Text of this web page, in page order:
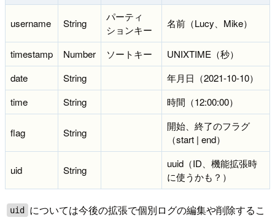
username String
パーティ
ションキー
名前（Lucy、Mike）
timestamp Number ソートキー
UNIXTIME（秒）
date
String
年月日（2021-10-10）
time
String 時間（12:00:00）
flag String
開始、終了のフラグ
（start | end）
uid String
uuid（ID、機能拡張時
に使うかも？）
uid
については今後の拡張で個別ログの編集や削除するこ